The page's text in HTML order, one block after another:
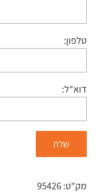
טלפון:
דוא"ל:
מק"ט:95426